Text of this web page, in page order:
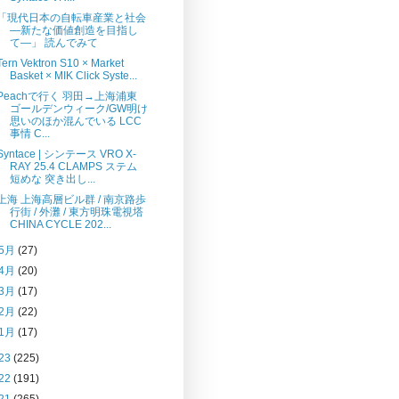
「現代日本の自転車産業と社会
―新たな価値創造を目指し
て―」 読んでみて
Vektron S10 × Market
Basket × MIK Click Syste...
で行く 羽田→上海浦東
ゴールデンウィーク/GW明け
思いのほか混んでいる LCC
事情 C...
| シンテース VRO X-
RAY 25.4 CLAMPS ステム
短めな 突き出し...
上海 上海高層ビル群 / 南京路歩
行街 / 外灘 / 東方明珠電視塔
CHINA CYCLE 202...
月(27)
月(20)
月(17)
月(22)
1月(17)
(225)
(191)